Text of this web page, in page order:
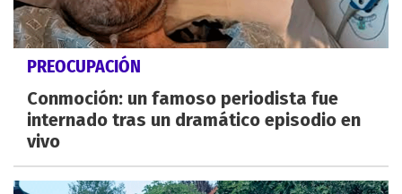
PREOCUPACIÓN
Conmoción: un famoso periodista fue
internado tras un dramático episodio en
vivo